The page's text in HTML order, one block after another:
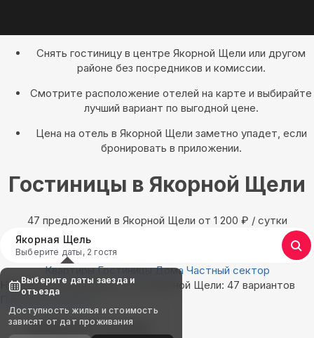
Снять гостиницу в центре Якорной Щели или другом
районе без посредников и комиссии.
Смотрите расположение отелей на карте и выбирайте
лучший вариант по выгодной цене.
Цена на отель в Якорной Щели заметно упадет, если
бронировать в приложении.
Гостиницы в Якорной Щели
47 предложений в Якорной Щели oт 1 200 ₽ / сутки
Якорная Щель
Выберите даты, 2 гостя
Квартиры Гостиницы Дома Частный сектор
Найдём, где остановиться в Якорной Щели: 47 вариантов
Показать на карте
Выбирайте лучшее
Выберите даты заезда и
отъезда
Доступность жилья и стоимость
зависят от дат проживания